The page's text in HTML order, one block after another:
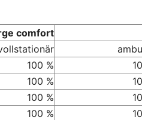
comfort
100 %
100 %
100 %
100 %